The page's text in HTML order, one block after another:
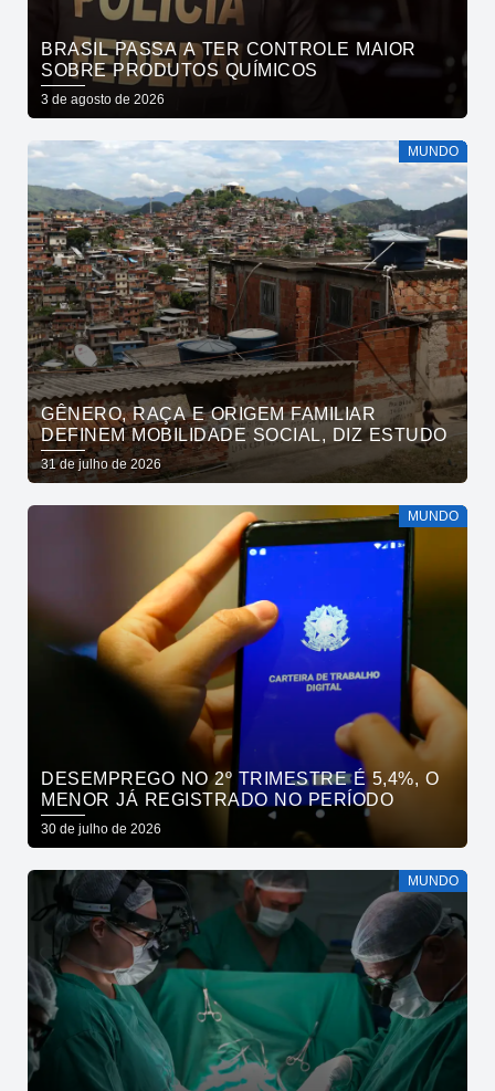
BRASIL PASSA A TER CONTROLE MAIOR
SOBRE PRODUTOS QUÍMICOS
3 de agosto de 2026
MUNDO
GÊNERO, RAÇA E ORIGEM FAMILIAR
DEFINEM MOBILIDADE SOCIAL, DIZ ESTUDO
31 de julho de 2026
MUNDO
DESEMPREGO NO 2º TRIMESTRE É 5,4%, O
MENOR JÁ REGISTRADO NO PERÍODO
30 de julho de 2026
MUNDO